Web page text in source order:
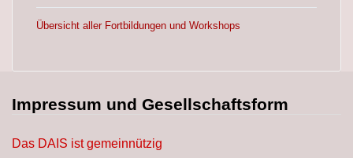
Übersicht aller Fortbildungen und Workshops
Impressum und Gesellschaftsform
Das DAIS ist gemeinnützig